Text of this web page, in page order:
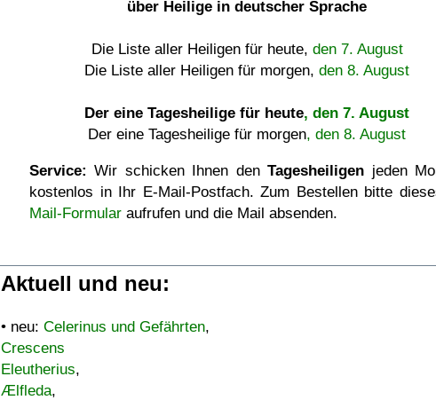
über Heilige in deutscher Sprache
Die Liste aller Heiligen für heute, den 7. August
Die Liste aller Heiligen für morgen, den 8. August
Der eine Tagesheilige für heute, den 7. August
Der eine Tagesheilige für morgen, den 8. August
Service: Wir schicken Ihnen denTagesheiligen jeden
kostenlos in Ihr E-Mail-Postfach. Zum Bestellen bitte
Mail-Formular aufrufen und die Mail absenden.
Aktuell und neu:
• neu: Celerinus und Gefährten,
Crescens
Eleutherius,
Ælfleda,